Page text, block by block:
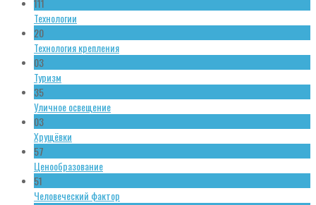
111
Технологии
20
Технология крепления
03
Туризм
35
Уличное освещение
03
Хрущёвки
57
Ценообразование
51
Человеческий фактор